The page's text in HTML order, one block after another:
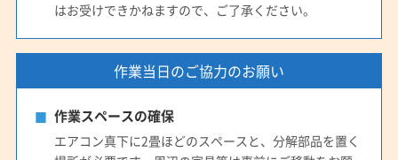
はお受けできかねますので、ご了承ください。
作業当日のご協力のお願い
作業スペースの確保
エアコン真下に2畳ほどのスペースと、分解部品を置く